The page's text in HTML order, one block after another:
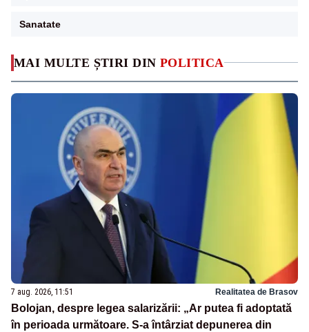
MAI MULTE ȘTIRI DIN POLITICA
7 aug. 2026, 11:51 Realitatea de Brasov
Bolojan, despre legea salarizării: „Ar putea fi adoptată
în perioada următoare. S-a întârziat depunerea din
Sanatate